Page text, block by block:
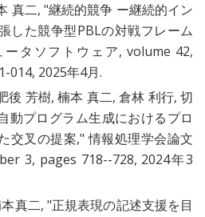
真二, "継続的競争 ー継続的イン
した競争型PBLの対戦フレーム
ータソフトウェア, volume 42,
014, 2025年4月.
後 芳樹,楠本 真二,倉林 利行,切
動プログラム生成におけるプロ
交叉の提案," 情報処理学会論文
3, pages 718--728, 2024年3
真二, "正規表現の記述支援を目